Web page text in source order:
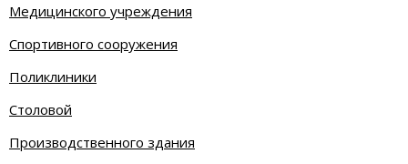
Медицинского учреждения
Спортивного сооружения
Поликлиники
Столовой
Производственного здания